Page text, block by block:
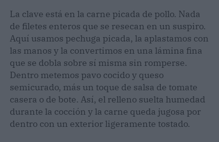
La clave está en la carne picada de pollo. Nada
de filetes enteros que se resecan en un suspiro.
Aquí usamos pechuga picada, la aplastamos con
las manos y la convertimos en una lámina fina
que se dobla sobre sí misma sin romperse.
Dentro metemos pavo cocido y queso
semicurado, más un toque de salsa de tomate
casera o de bote. Así, el relleno suelta humedad
durante la cocción y la carne queda jugosa por
dentro con un exterior ligeramente tostado.